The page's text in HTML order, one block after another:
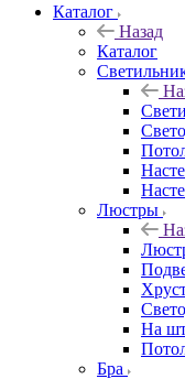
Каталог
Назад
Каталог
Люстры
На
Бра